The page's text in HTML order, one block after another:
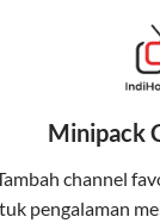
mobile
Minipack
channel
pengalaman